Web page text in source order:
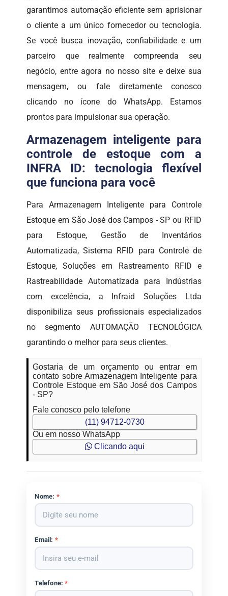
garantimos automação eficiente sem aprisionar
o cliente a um único fornecedor ou tecnologia.
Se você busca inovação, confiabilidade e um
parceiro que realmente compreenda seu
negócio, entre agora no nosso site e deixe sua
mensagem, ou fale diretamente conosco
clicando no ícone do WhatsApp. Estamos
prontos para impulsionar sua operação.
Armazenagem inteligente para
controle de estoque com a
INFRA ID: tecnologia flexível
que funciona para você
Para Armazenagem Inteligente para Controle
Estoque em São José dos Campos - SP ou RFID
para Estoque, Gestão de Inventários
Automatizada, Sistema RFID para Controle de
Estoque, Soluções em Rastreamento RFID e
Rastreabilidade Automatizada para Indústrias
com excelência, a Infraid Soluções Ltda
disponibiliza seus profissionais especializados
no segmento AUTOMAÇÃO TECNOLÓGICA
garantindo o melhor para seus clientes.
Gostaria de um orçamento ou entrar em
contato sobre Armazenagem Inteligente para
Controle Estoque em São José dos Campos
- SP?
Fale conosco pelo telefone
(11) 94712-0730
Ou em nosso WhatsApp
Clicando aqui
Nome: *
Email: *
Telefone:*